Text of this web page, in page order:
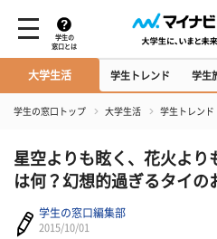
学生の
窓口とは
大学生活 学生トレンド 学生
学生の窓口トップ 大学生活 学生トレンド
星空よりも眩く、花火より
は何？幻想的過ぎるタイの
学生の窓口編集部
2015/10/01